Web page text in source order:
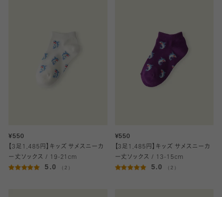
¥550
【3足1,485円】キッズ サメスニーカ
ー丈ソックス / 19-21cm
5.0 （2）
¥550
【3足1,485円】キッズ サメスニーカ
ー丈ソックス / 13-15cm
5.0 （2）